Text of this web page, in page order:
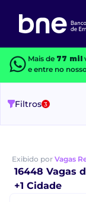
Mais de 77 mil
e entre no
Filtros 3
Exibido por Vagas
16448 Vagas
+1 Cidade